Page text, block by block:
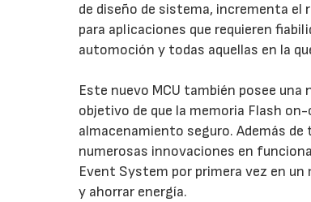
de diseño de sistema, incrementa el
para aplicaciones que requieren
automoción y todas aquellas en la
Este nuevo MCU también posee
objetivo de que la memoria Flash
almacenamiento seguro. Además
numerosas innovaciones en
Event System por primera vez en
y ahorrar energía.